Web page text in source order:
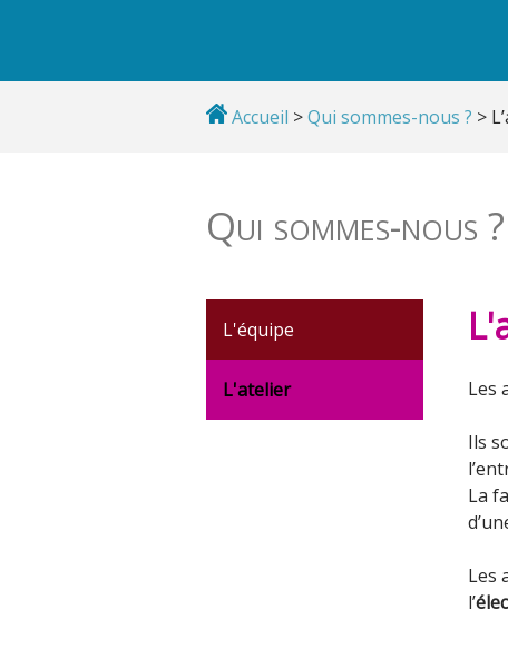
Accueil >Qui sommes-nous ? >
Qui sommes-nous ?
L'équipe
L'atelier Les
Ils
La
Les
l’